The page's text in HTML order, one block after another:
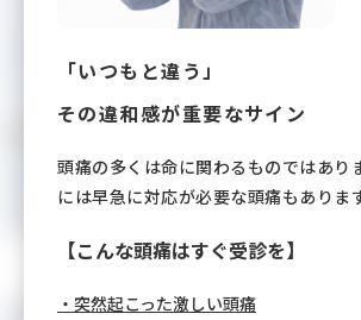
「いつもと違う」
その違和感が重要なサイン
頭痛の多くは命に関わるものではあり
には早急に対応が必要な頭痛もあります
【こんな頭痛はすぐ受診を】
・突然起こった激しい頭痛